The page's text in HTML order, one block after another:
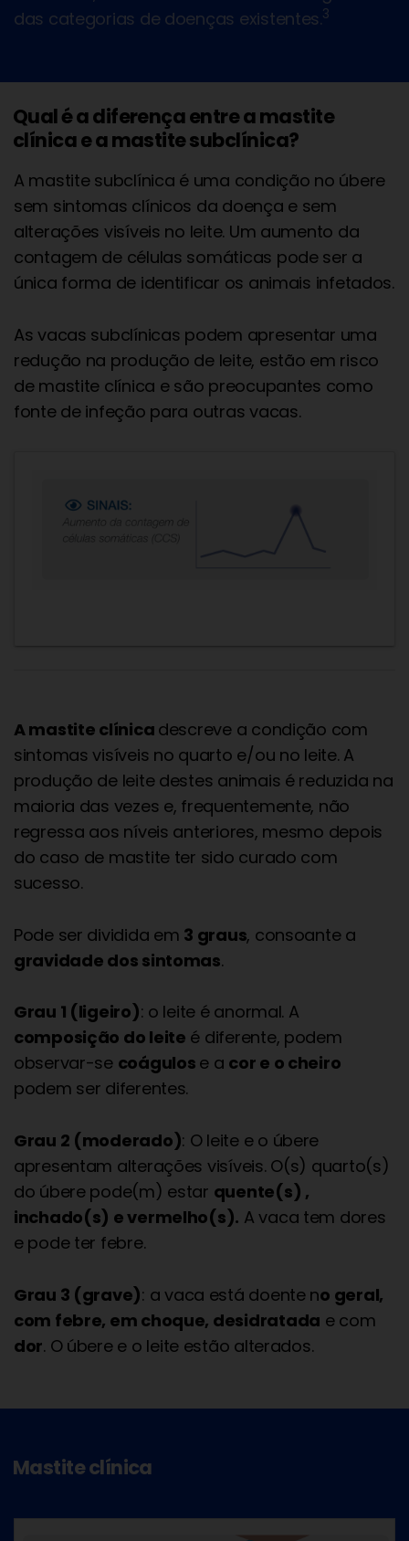
das categorias de doenças existentes.3
Qual é a diferença entre a mastite
clínica e a mastite subclínica?
A mastite subclínica é uma condição no úbere
sem sintomas clínicos da doença e sem
alterações visíveis no leite. Um aumento da
contagem de células somáticas pode ser a
única forma de identificar os animais infetados.
As vacas subclínicas podem apresentar uma
redução na produção de leite, estão em risco
de mastite clínica e são preocupantes como
fonte de infeção para outras vacas.
A mastite clínica descreve a condição com
sintomas visíveis no quarto e/ou no leite. A
produção de leite destes animais é reduzida na
maioria das vezes e, frequentemente, não
regressa aos níveis anteriores, mesmo depois
do caso de mastite ter sido curado com
sucesso.
Pode ser dividida em 3 graus, consoante a
gravidade dos sintomas.
Grau 1 (ligeiro): o leite é anormal. A
composição do leite é diferente, podem
observar-se coágulos e a cor e o cheiro
podem ser diferentes.
Grau 2 (moderado): O leite e o úbere
apresentam alterações visíveis. O(s) quarto(s)
do úbere pode(m) estar quente(s) ,
inchado(s) e vermelho(s). A vaca tem dores
e pode ter febre.
Grau 3 (grave): a vaca está doente no geral,
com febre, em choque, desidratada e com
dor. O úbere e o leite estão alterados.
Mastite clínica